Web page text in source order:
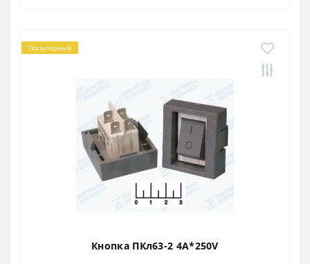
Популярный
Кнопка ПКл63-2 4A*250V